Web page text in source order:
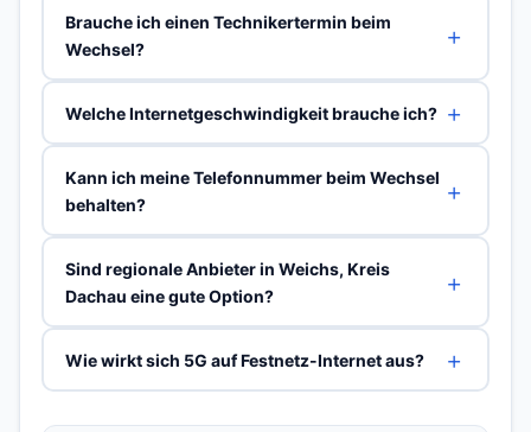
Brauche ich einen Technikertermin beim
Wechsel?
Welche Internetgeschwindigkeit brauche ich?
Kann ich meine Telefonnummer beim Wechsel
behalten?
Sind regionale Anbieter in Weichs, Kreis
Dachau eine gute Option?
Wie wirkt sich 5G auf Festnetz-Internet aus?